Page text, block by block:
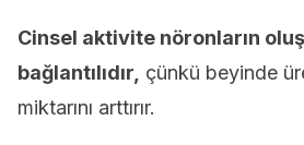
Cinsel aktivite nöronların
bağlantılıdır, çünkü beyinde
miktarını arttırır.